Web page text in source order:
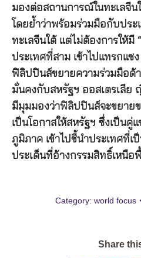
มองต่อสถานการณ์ในทะเลจี
โดยย้ำว่าพร้อมร่วมมือกับปร
ทะเลจีนใต้ แต่ไม่ต้องการให้มี
ประเทศที่สาม เข้าไปแทรกแ
ฟิลิปปินส์ขยายความร่วมมือด้
มั่นคงกับสหรัฐฯ ออสเตรเลีย
มีมุมมองว่าฟิลิปปินส์จะขยาย
เป็นโอกาสให้สหรัฐฯ ซึ่งเป็นคู่
ภูมิภาค เข้าไปชี้นำประเทศที่เ
ประเด็นที่อ้างกรรมสิทธิ์เหนือ
Category: world focus
Share